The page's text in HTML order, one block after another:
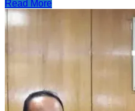
Read More